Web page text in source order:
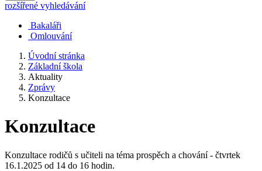
rozšířené vyhledávání
Bakaláři
Omlouvání
Úvodní stránka
Základní škola
Aktuality
Zprávy
Konzultace
Konzultace
Konzultace rodičů s učiteli na téma prospěch a chování - čtvrtek
16.1.2025 od 14 do 16 hodin.